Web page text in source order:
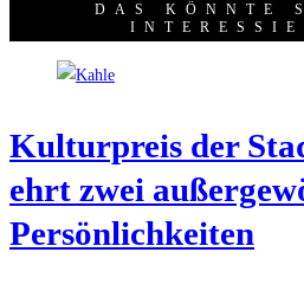
DAS KÖNNTE
Kul­tur­preis der
ehrt zwei
Persönlichkeiten